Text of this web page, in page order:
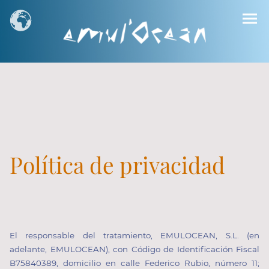
Política de privacidad
El responsable del tratamiento, EMULOCEAN, S.L. (en
adelante, EMULOCEAN), con Código de Identificación Fiscal
B75840389, domicilio en calle Federico Rubio, número 11;